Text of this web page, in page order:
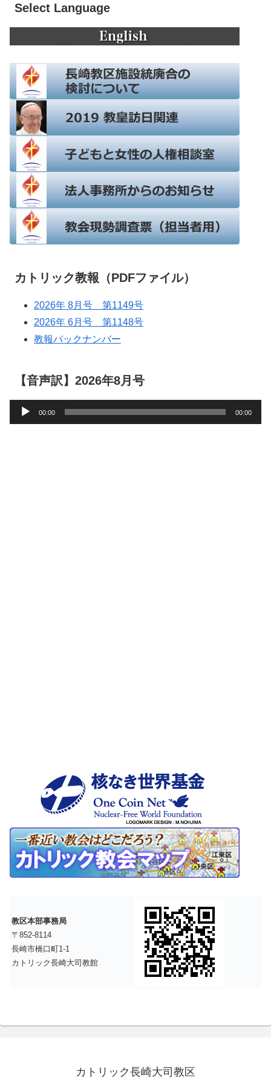
Select Language
カトリック教報（PDFファイル）
2026年 8月号 第1149号
2026年 6月号 第1148号
教報バックナンバー
【音声訳】2026年8月号
声
00:00 00:00
教区本部事務局
〒852-8114
長崎市橋口町1-1
カトリック長崎大司教館
カトリック長崎大司教区